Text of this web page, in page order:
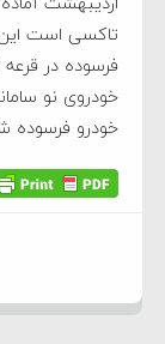
فرسوده در
خودروی نو
خودرو فرسوده